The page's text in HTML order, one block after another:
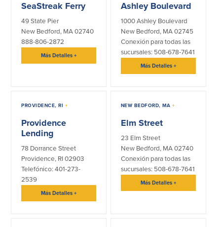
SeaStreak Ferry
49 State Pier
New Bedford, MA 02740
888-806-2872
Más Detalles+
Ashley Boulevard
1000 Ashley Boulevard
New Bedford, MA 02745
Conexión para todas las
sucursales: 508-678-7641
Más Detalles +
PROVIDENCE, RI +
Providence
Lending
78 Dorrance Street
Providence, RI 02903
Telefónico: 401-273-
2539
Más Detalles+
NEW BEDFORD, MA +
Elm Street
23 Elm Street
New Bedford, MA 02740
Conexión para todas las
sucursales: 508-678-7641
Más Detalles +